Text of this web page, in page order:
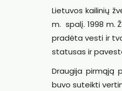
Lietuvos kailinių
m. spalį. 1998 m.
pradėta vesti ir
statusas ir
Draugija pirmąją
buvo suteikti